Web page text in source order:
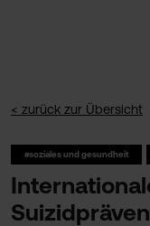
< zurück zur Übersicht
#soziales und gesundheit